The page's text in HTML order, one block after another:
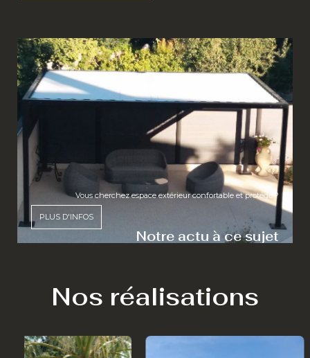
Notre actu à ce sujet
Vous cherchez espace extérieur confortable et protégé ?
PLUS D'INFOS
Nos réalisations